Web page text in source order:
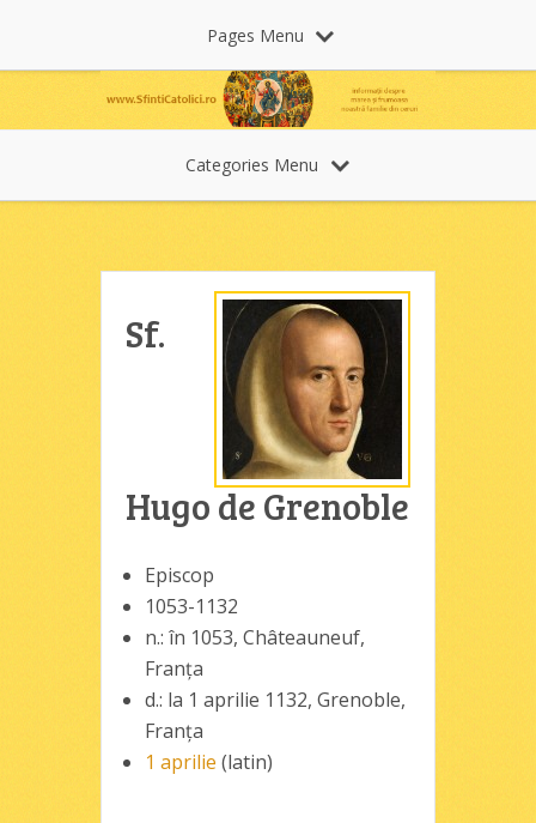
Pages Menu
Categories Menu
Sf.
Hugo de Grenoble
Episcop
1053-1132
n.: în 1053, Châteauneuf,
Franţa
d.: la 1 aprilie 1132, Grenoble,
Franţa
1 aprilie (latin)